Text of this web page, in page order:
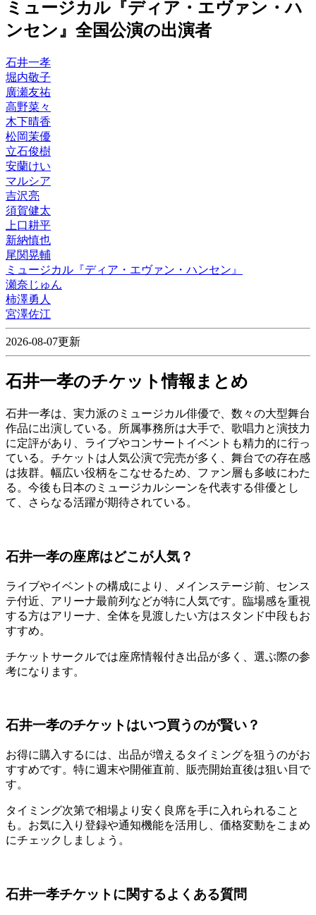
ミュージカル『ディア・エヴァン・ハ
ンセン』全国公演の出演者
石井一孝
堀内敬子
廣瀬友祐
高野菜々
木下晴香
松岡茉優
立石俊樹
安蘭けい
マルシア
吉沢亮
須賀健太
上口耕平
新納慎也
尾関晃輔
ミュージカル『ディア・エヴァン・ハンセン』
瀬奈じゅん
柿澤勇人
宮澤佐江
2026-08-07更新
石井一孝のチケット情報まとめ
石井一孝は、実力派のミュージカル俳優で、数々の大型舞台
作品に出演している。所属事務所は大手で、歌唱力と演技力
に定評があり、ライブやコンサートイベントも精力的に行っ
ている。チケットは人気公演で完売が多く、舞台での存在感
は抜群。幅広い役柄をこなせるため、ファン層も多岐にわた
る。今後も日本のミュージカルシーンを代表する俳優とし
て、さらなる活躍が期待されている。
石井一孝の座席はどこが人気？
ライブやイベントの構成により、メインステージ前、センス
テ付近、アリーナ最前列などが特に人気です。臨場感を重視
する方はアリーナ、全体を見渡したい方はスタンド中段もお
すすめ。
チケットサークルでは座席情報付き出品が多く、選ぶ際の参
考になります。
石井一孝のチケットはいつ買うのが賢い？
お得に購入するには、出品が増えるタイミングを狙うのがお
すすめです。特に週末や開催直前、販売開始直後は狙い目で
す。
タイミング次第で相場より安く良席を手に入れられること
も。お気に入り登録や通知機能を活用し、価格変動をこまめ
にチェックしましょう。
石井一孝チケットに関するよくある質問